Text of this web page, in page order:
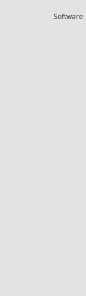
Software: